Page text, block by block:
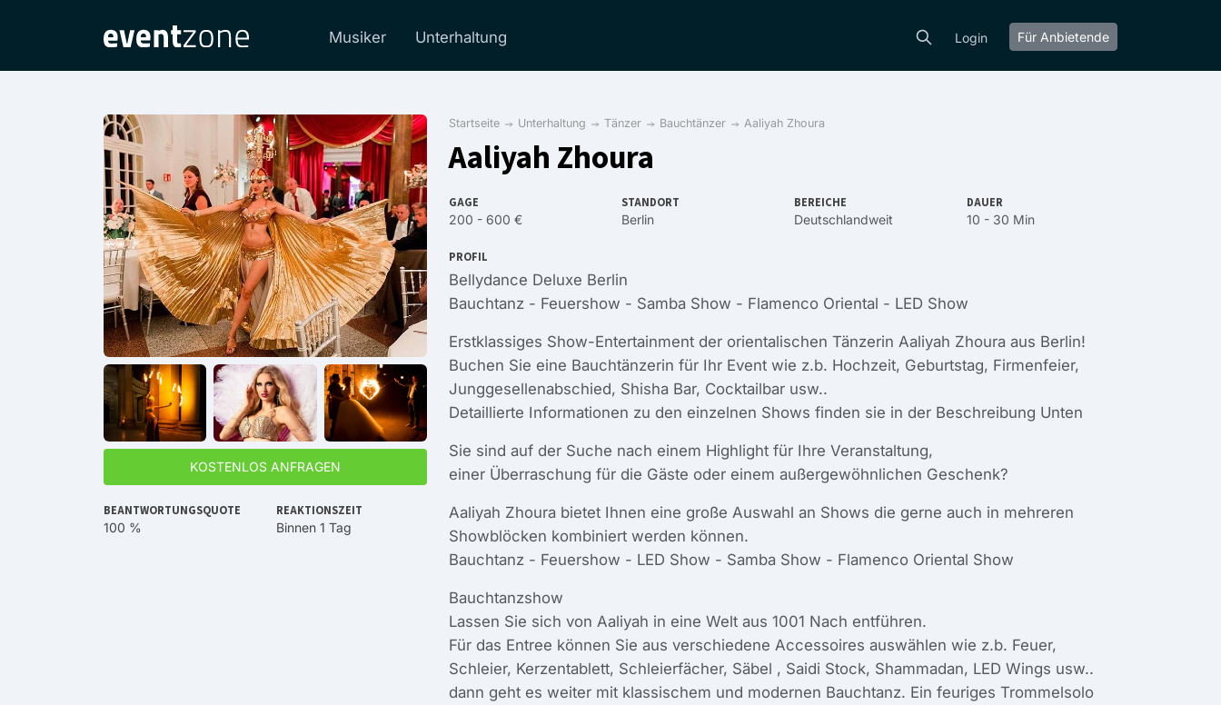
Musiker Unterhaltung Login Für Anbietende
KOSTENLOS ANFRAGEN
BEANTWORTUNGSQUOTE
100 %
REAKTIONSZEIT
Binnen 1 Tag
Startseite Unterhaltung Tänzer Bauchtänzer Aaliyah Zhoura
Aaliyah Zhoura
GAGE
200 - 600 €
STANDORT
Berlin
BEREICHE
Deutschlandweit
DAUER
10 - 30 Min
PROFIL
Bellydance Deluxe Berlin
Bauchtanz - Feuershow - Samba Show - Flamenco Oriental - LED Show
Erstklassiges Show-Entertainment der orientalischen Tänzerin Aaliyah Zhoura aus Berlin!
Buchen Sie eine Bauchtänzerin für Ihr Event wie z.b. Hochzeit, Geburtstag, Firmenfeier,
Junggesellenabschied, Shisha Bar, Cocktailbar usw..
Detaillierte Informationen zu den einzelnen Shows finden sie in der Beschreibung Unten
Sie sind auf der Suche nach einem Highlight für Ihre Veranstaltung,
einer Überraschung für die Gäste oder einem außergewöhnlichen Geschenk?
Aaliyah Zhoura bietet Ihnen eine große Auswahl an Shows die gerne auch in mehreren
Showblöcken kombiniert werden können.
Bauchtanz - Feuershow - LED Show - Samba Show - Flamenco Oriental Show
Bauchtanzshow
Lassen Sie sich von Aaliyah in eine Welt aus 1001 Nach entführen.
Für das Entree können Sie aus verschiedene Accessoires auswählen wie z.b. Feuer,
Schleier, Kerzentablett, Schleierfächer, Säbel , Saidi Stock, Shammadan, LED Wings usw..
dann geht es weiter mit klassischem und modernen Bauchtanz. Ein feuriges Trommelsolo